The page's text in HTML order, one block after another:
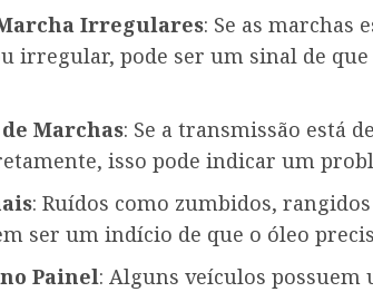
Irregulares: Se as marchas
irregular, pode ser um sinal de
Marchas: Se a transmissão está
isso pode indicar um
: Ruídos como zumbidos,
ser um indício de que o óleo
Painel: Alguns veículos possuem